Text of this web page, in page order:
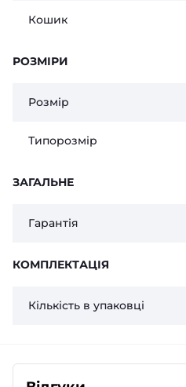
Кошик
РОЗМІРИ
Розмір
Типорозмір
ЗАГАЛЬНЕ
Гарантія
КОМПЛЕКТАЦІЯ
Кількість в упаковці